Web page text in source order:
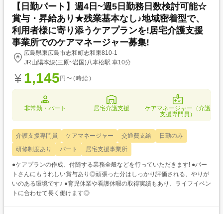
【日勤パート】週4日~週5日勤務日数検討可能☆
賞与・昇給あり★残業基本なし♪地域密着型で、
利用者様に寄り添うケアプランを!居宅介護支援
事業所でのケアマネージャー募集!
広島県東広島市志和町志和東810-1
JR山陽本線(三原~岩国)八本松駅 車10分
1,145 円〜(時給)
非常勤・パート 居宅介護支援
ケアマネージャー（介護
支援専門員）
介護支援専門員 ケアマネージャー 交通費支給
日勤のみ
研修制度あり
パート 居宅支援事業所
●ケアプランの作成、付随する業務全般などを行っていただきます! ●パー
トさんにもうれしい賞与あり◎頑張った分はしっかり評価される、やりが
いのある環境です♪ ●育児休業や看護休暇の取得実績もあり、ライフイベン
トに合わせて長く働けます◎